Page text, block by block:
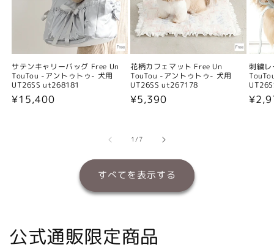
サテンキャリーバッグ Free Un
TouTou -アントゥトゥ- 犬用
UT26SS ut268181
通
¥15,400
花柄カフェマット Free Un
TouTou -アントゥトゥ- 犬用
UT26SS ut267178
通
格
¥5,390
刺繍
通
1/の
7
すべてを表示する
公式通販限定商品